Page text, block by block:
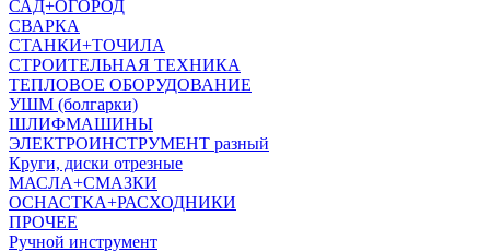
САД+ОГОРОД
СВАРКА
СТАНКИ+ТОЧИЛА
СТРОИТЕЛЬНАЯ ТЕХНИКА
ТЕПЛОВОЕ ОБОРУДОВАНИЕ
УШМ (болгарки)
ШЛИФМАШИНЫ
ЭЛЕКТРОИНСТРУМЕНТ разный
Круги, диски отрезные
МАСЛА+СМАЗКИ
ОСНАСТКА+РАСХОДНИКИ
ПРОЧЕЕ
Ручной инструмент